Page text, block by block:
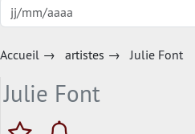
Accueil → artistes → Julie Font
Julie Font